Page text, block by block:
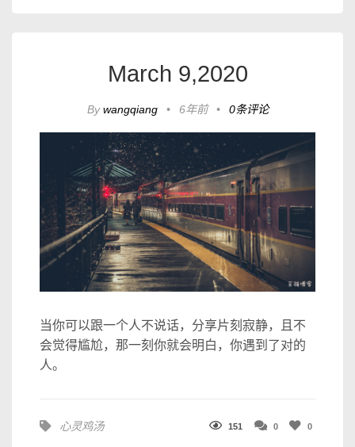
March 9,2020
Bywangqiang • 6年前 • 0条评论
当你可以跟一个人不说话，分享片刻寂静，且不
会觉得尴尬，那一刻你就会明白，你遇到了对的
人。
心灵鸡汤 151 0 0